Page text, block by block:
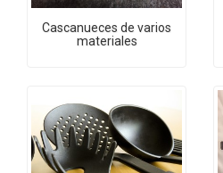
Cascanueces de varios
materiales